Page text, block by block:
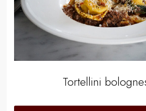
Tortellini